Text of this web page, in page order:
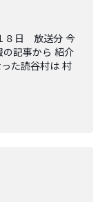
８日 放送分 今
の記事から 紹介
た読谷村は 村